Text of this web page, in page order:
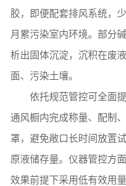
胶，即便配套排风系统，
月累污染室内环境。部分
析出固体沉淀，沉积在废
面、污染土壤。
依托规范管控可全面
通风橱内完成称量、配制
罩，避免敞口长时间放置
原液储存量。仪器管控方
效果前提下采用低有效用